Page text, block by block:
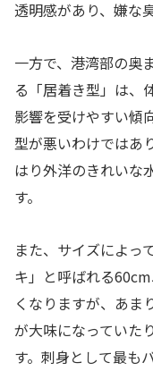
透明感があり、嫌な
一方で、港湾部の奥
る「居着き型」は、
影響を受けやすい傾
型が悪いわけではあ
はり外洋のきれいな
す。
また、サイズによっ
キ」と呼ばれる
くなりますが、あま
が大味になっていた
す。刺身として最も